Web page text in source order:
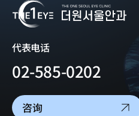
代表电话
02-585-0202
咨询